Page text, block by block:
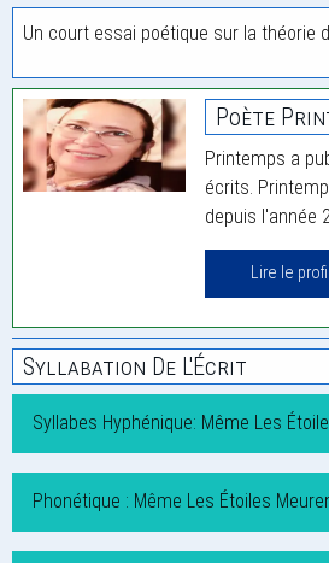
Un court essai poétique sur la théorie
Poète
Printemps a
écrits.
depuis l'année
Lire le
Syllabation De L'Écrit
Syllabes Hyphénique: Même Les
Phonétique : Même Les Étoiles